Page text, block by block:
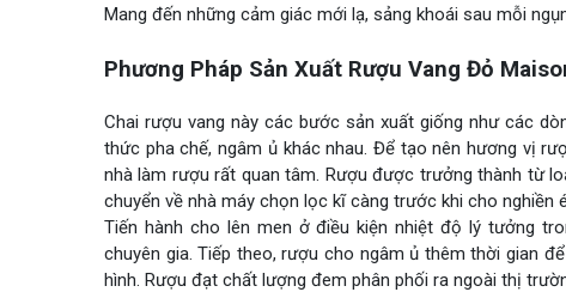
Mang đến những cảm giác mới lạ, sảng khoái sau mỗi
Phương Pháp Sản Xuất Rượu Vang Đỏ
Chai rượu vang này các bước sản xuất giống như các
thức pha chế, ngâm ủ khác nhau. Để tạo nên hương vị
nhà làm rượu rất quan tâm. Rượu được trưởng thành từ
chuyển về nhà máy chọn lọc kĩ càng trước khi cho nghiền
Tiến hành cho lên men ở điều kiện nhiệt độ lý tưởng
chuyên gia. Tiếp theo, rượu cho ngâm ủ thêm thời gian
hình. Rượu đạt chất lượng đem phân phối ra ngoài thị